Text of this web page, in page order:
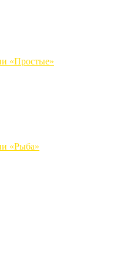
«Простые»
«Рыба»